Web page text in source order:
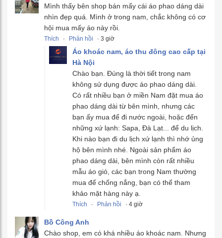
Mình thấy bên shop bán mấy cái áo phao dáng dài
nhìn đẹp quá. Mình ở trong nam, chắc không có cơ
hội mua mấy áo này rồi.
Thích · Phản hồi · 3 giờ
Áo khoác nam, áo thu đông cao cấp tại
Hà Nội
Chào bạn. Đúng là thời tiết trong nam
không sử dụng được áo phao dáng dài.
Có rất nhiều bạn ở miền Nam đặt mua áo
phao dáng dài từ bên mình, nhưng các
bạn ấy mua để đi nước ngoài, hoặc đến
những xứ lạnh: Sapa, Đà Lạt... để du lịch.
Khi nào bạn đi du lịch xứ lạnh thì nhớ ủng
hộ bên mình nhé. Ngoài sản phẩm áo
phao dáng dài, bên mình còn rất nhiều
mẫu áo gió, các bạn trong Nam thường
mua để chống nắng, bạn có thể tham
khảo mặt hàng này ạ.
Thích · Phản hồi · 4 giờ
Bồ Công Anh
Chào shop, em có khá nhiều áo khoác nam. Nhưng